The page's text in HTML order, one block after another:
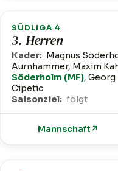
SÜDLIGA 4
3. Herren
Kader: Magnus
Aurnhammer, Maxim
Söderholm (MF),
Cipetic
Saisonziel: folgt
Mannschaft ↗